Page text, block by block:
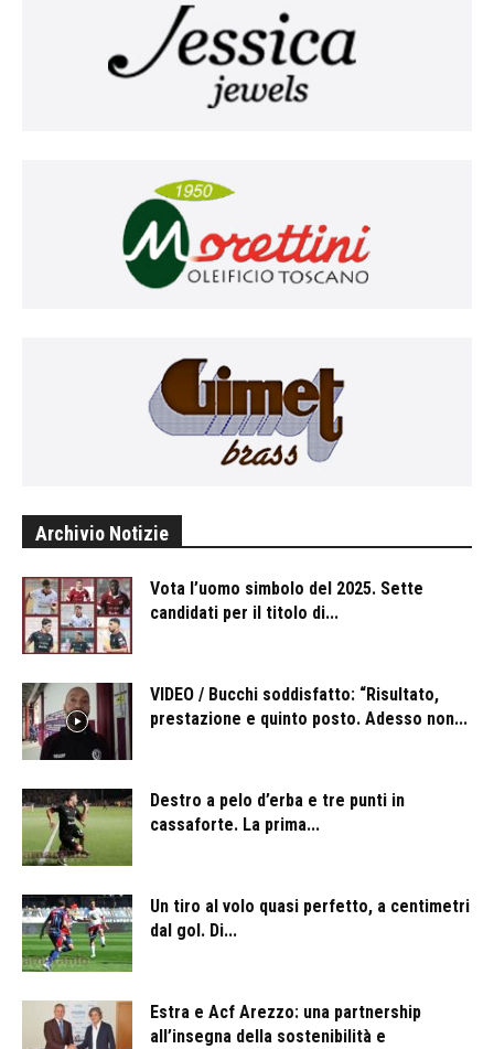
Archivio Notizie
Vota l’uomo simbolo del 2025. Sette
candidati per il titolo di...
VIDEO / Bucchi soddisfatto: “Risultato,
prestazione e quinto posto. Adesso non...
Destro a pelo d’erba e tre punti in
cassaforte. La prima...
Un tiro al volo quasi perfetto, a centimetri
dal gol. Di...
Estra e Acf Arezzo: una partnership
all’insegna della sostenibilità e